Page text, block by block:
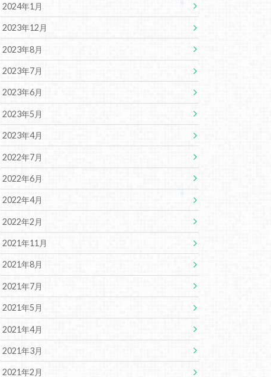
2024年1月
2023年12月
2023年8月
2023年7月
2023年6月
2023年5月
2023年4月
2022年7月
2022年6月
2022年4月
2022年2月
2021年11月
2021年8月
2021年7月
2021年5月
2021年4月
2021年3月
2021年2月